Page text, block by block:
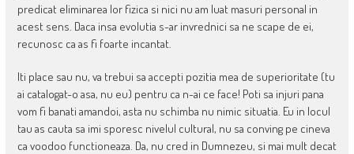
predicat eliminarea lor fizica si nici nu am luat masuri personal in
acest sens. Daca insa evolutia s-ar invrednici sa ne scape de ei,
recunosc ca as fi foarte incantat.
Iti place sau nu, va trebui sa accepti pozitia mea de superioritate (tu
ai catalogat-o asa, nu eu) pentru ca n-ai ce face! Poti sa injuri pana
vom fi banati amandoi, asta nu schimba nu nimic situatia. Eu in locul
tau as cauta sa imi sporesc nivelul cultural, nu sa conving pe cineva
ca voodoo functioneaza. Da, nu cred in Dumnezeu, si mai mult decat